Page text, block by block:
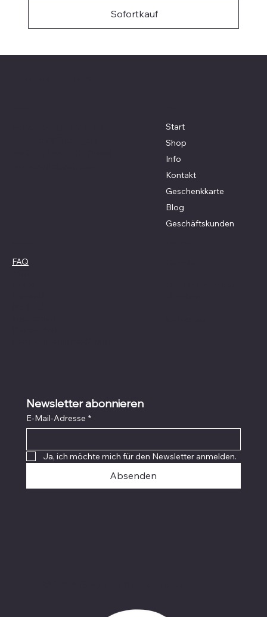
Sofortkauf
Start
Shop
Info
Kontakt
Geschenkkarte
Blog
Geschäftskunden
FAQ
Newsletter abonnieren
E-Mail-Adresse *
Ja, ich möchte mich für den Newsletter anmelden.
Absenden